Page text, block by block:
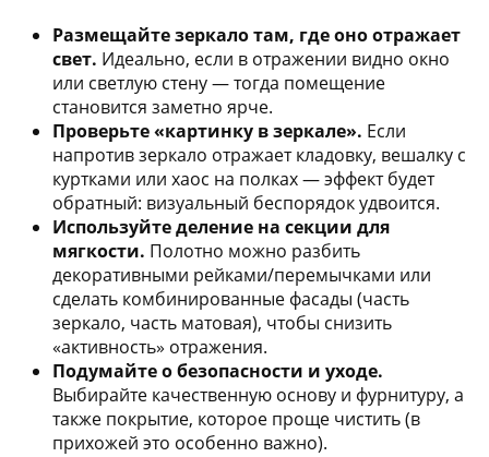
Размещайте зеркало там, где оно отражает
свет. Идеально, если в отражении видно окно
или светлую стену — тогда помещение
становится заметно ярче.
Проверьте «картинку в зеркале». Если
напротив зеркало отражает кладовку, вешалку с
куртками или хаос на полках — эффект будет
обратный: визуальный беспорядок удвоится.
Используйте деление на секции для
мягкости. Полотно можно разбить
декоративными рейками/перемычками или
сделать комбинированные фасады (часть
зеркало, часть матовая), чтобы снизить
«активность» отражения.
Подумайте о безопасности и уходе.
Выбирайте качественную основу и фурнитуру, а
также покрытие, которое проще чистить (в
прихожей это особенно важно).